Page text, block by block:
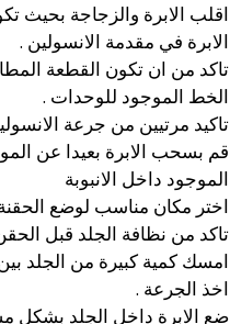
اقلب الابرة والزجاجة بحيث
الابرة في مقدمة الانسولين .
تاكد من ان تكون القطعة
الخط الموجود للوحدات .
تاكيد مرتيين من جرعة
قم بسحب الابرة بعيدا عن
الموجود داخل الانبوبة
اختر مكان مناسب لوضع
تاكد من نظافة الجلد قبل
امسك كمية كبيرة من الجلد
اخذ الجرعة .
ضع الابرة داخل الجلد بشكل